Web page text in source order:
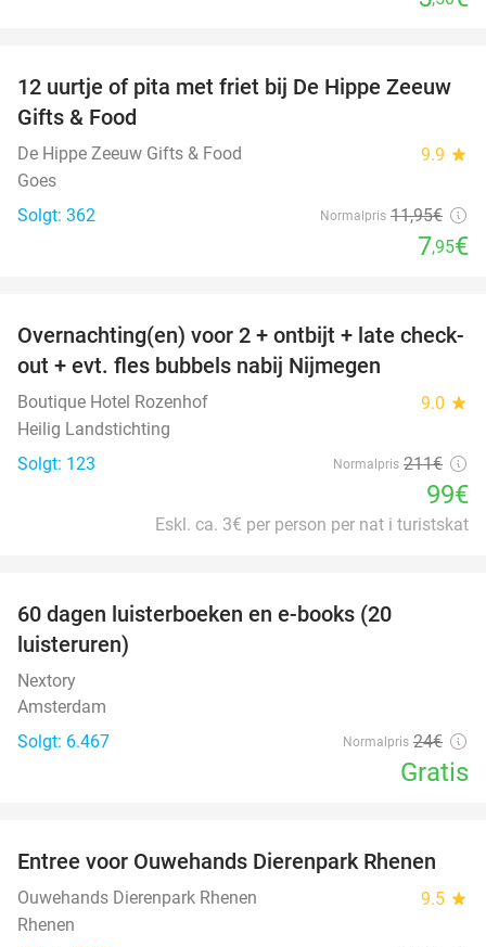
33%
12 uurtje of pita met friet bij De Hippe Zeeuw
Gifts & Food
De Hippe Zeeuw Gifts & Food 9.9 star
Goes
Solgt: 362
Normalpris 11,95€
7,95€
53%
Overnachting(en) voor 2 + ontbijt + late check-
out + evt. fles bubbels nabij Nijmegen
Boutique Hotel Rozenhof 9.0 star
Heilig Landstichting
Solgt: 123
Normalpris 211€
99€
Eskl. ca. 3€ per person per nat i turistskat
60 dagen luisterboeken en e-books (20
luisteruren)
Nextory
Amsterdam
Solgt: 6.467
Normalpris 24€
Gratis
19%
Entree voor Ouwehands Dierenpark Rhenen
Ouwehands Dierenpark Rhenen 9.5 star
Rhenen